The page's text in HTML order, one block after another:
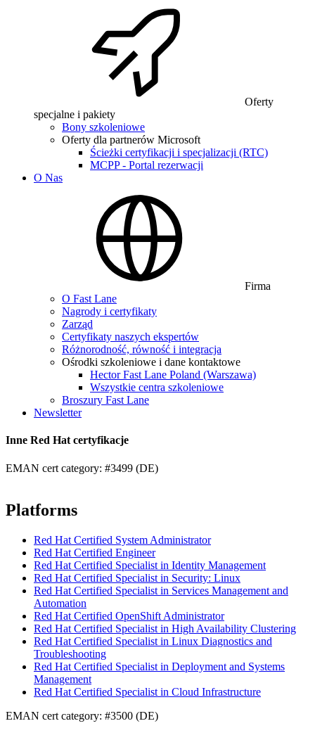
Oferty
specjalne i pakiety
Bony szkoleniowe
Oferty dla partnerów Microsoft
Ścieżki certyfikacji i specjalizacji (RTC)
MCPP - Portal rezerwacji
O Nas
Firma
O Fast Lane
Nagrody i certyfikaty
Zarząd
Certyfikaty naszych ekspertów
Różnorodność, równość i integracja
Ośrodki szkoleniowe i dane kontaktowe
Hector Fast Lane Poland (Warszawa)
Wszystkie centra szkoleniowe
Broszury Fast Lane
Newsletter
Inne Red Hat certyfikacje
EMAN cert category: #3499 (DE)
Platforms
Red Hat Certified System Administrator
Red Hat Certified Engineer
Red Hat Certified Specialist in Identity Management
Red Hat Certified Specialist in Security: Linux
Red Hat Certified Specialist in Services Management and
Automation
Red Hat Certified OpenShift Administrator
Red Hat Certified Specialist in High Availability Clustering
Red Hat Certified Specialist in Linux Diagnostics and
Troubleshooting
Red Hat Certified Specialist in Deployment and Systems
Management
Red Hat Certified Specialist in Cloud Infrastructure
EMAN cert category: #3500 (DE)